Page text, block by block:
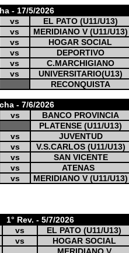
- 17/5/2026
vs
EL PATO (U11/U13)
vs
MERIDIANO V (U11/U13)
vs
HOGAR SOCIAL
vs
DEPORTIVO
vs
C.MARCHIGIANO
vs
UNIVERSITARIO(U13)
RECONQUISTA
- 7/6/2026
vs
BANCO PROVINCIA
PLATENSE (U11/U13)
vs
JUVENTUD
vs
V.S.CARLOS (U11/U13)
vs
SAN VICENTE
vs
ATENAS
vs MERIDIANO V (U11/U13)
Rev. - 5/7/2026
vs
EL PATO (U11/U13)
vs
HOGAR SOCIAL